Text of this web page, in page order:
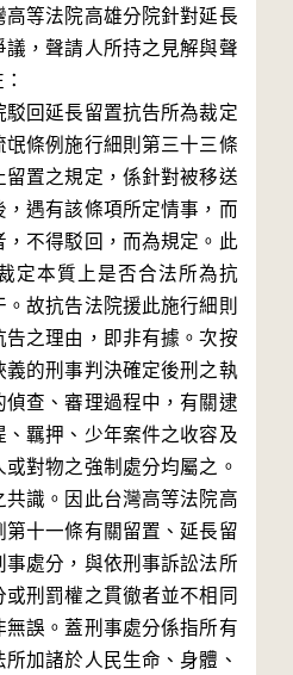
等法院高雄分院針對延長
，聲請人所持之見解與聲
回延長留置抗告所為裁定
條例施行細則第三十三條
置之規定，係針對被移送
，遇有該條項所定情事，而
不得駁回，而為規定。此
定本質上是否合法所為抗
故抗告法院援此施行細則
之理由，即非有據。次按
的刑事判決確定後刑之執
查、審理過程中，有關逮
羈押、少年案件之收容及
對物之強制處分均屬之。
共識。因此台灣高等法院高
十一條有關留置、延長留
處分，與依刑事訴訟法所
刑罰權之貫徹者並不相同
誤。蓋刑事處分係指所有
加諸於人民生命、身體、